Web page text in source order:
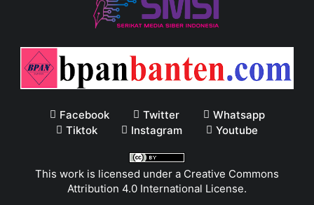
Facebook Twitter
Whatsapp
Tiktok
Instagram Youtube
This work is licensed under a Creative Commons
Attribution 4.0 International License.